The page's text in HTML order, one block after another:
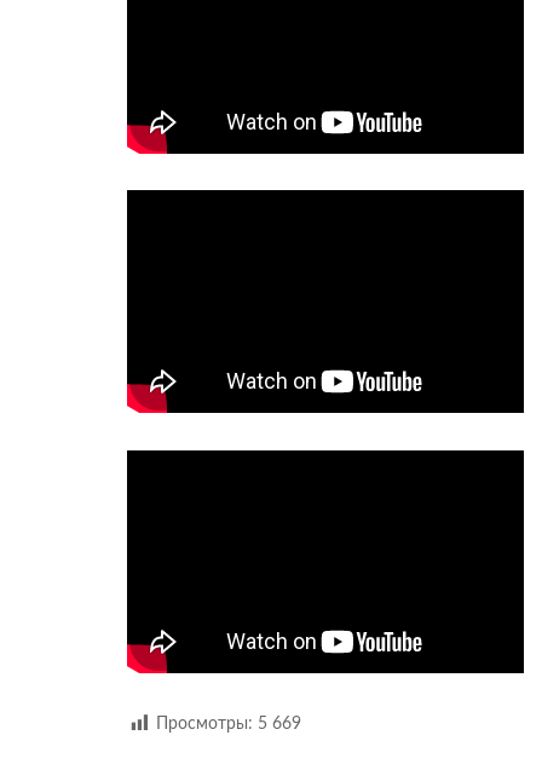
Просмотры: 5 669